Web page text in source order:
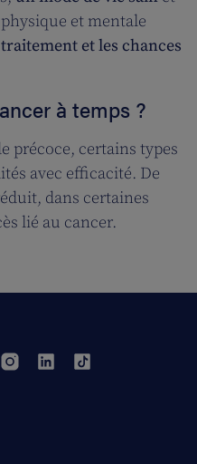
et mentale
et les chances
à temps ?
précoce, certains types
avec efficacité. De
dans certaines
lié au cancer.